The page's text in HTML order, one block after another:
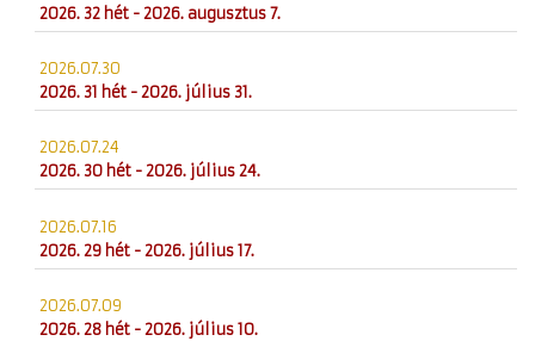
2026. 32 hét - 2026. augusztus 7.
2026.07.30
2026. 31 hét - 2026. július 31.
2026.07.24
2026. 30 hét - 2026. július 24.
2026.07.16
2026. 29 hét - 2026. július 17.
2026.07.09
2026. 28 hét - 2026. július 10.